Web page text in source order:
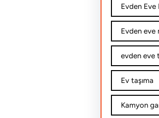
Evden Eve
Evden eve
evden eve
Ev taşıma
Kamyon